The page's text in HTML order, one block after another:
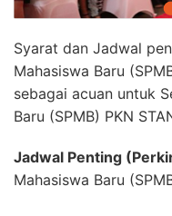
Syarat dan Jadwal
Mahasiswa Baru
sebagai acuan untuk
Baru (SPMB) PKN
Jadwal Penting
Mahasiswa Baru